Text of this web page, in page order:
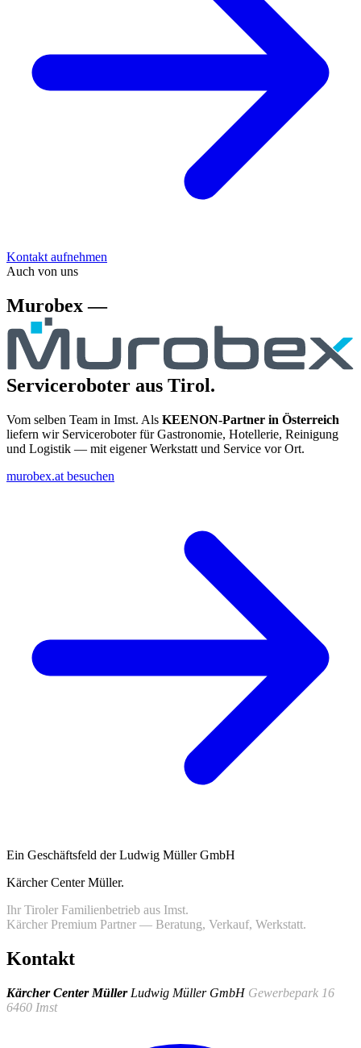
Kontakt aufnehmen
Auch von uns
Murobex —
Serviceroboter aus Tirol.
Vom selben Team in Imst. Als KEENON-Partner in Österreich
liefern wir Serviceroboter für Gastronomie, Hotellerie, Reinigung
und Logistik — mit eigener Werkstatt und Service vor Ort.
murobex.at besuchen
Ein Geschäftsfeld der Ludwig Müller GmbH
Kärcher Center Müller.
Ihr Tiroler Familienbetrieb aus Imst.
Kärcher Premium Partner — Beratung, Verkauf, Werkstatt.
Kontakt
Kärcher Center Müller Ludwig Müller GmbH Gewerbepark 16
6460 Imst